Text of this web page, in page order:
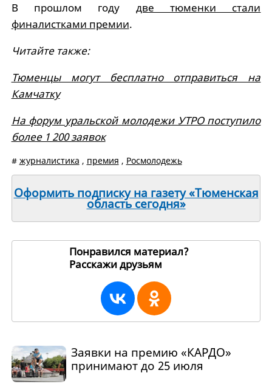
В прошлом году две тюменки стали
финалистками премии.
Читайте также:
Тюменцы могут бесплатно отправиться на
Камчатку
На форум уральской молодежи УТРО поступило
более 1 200 заявок
# журналистика , премия , Росмолодежь
Оформить подписку на газету «Тюменская
область сегодня»
Понравился материал?
Расскажи друзьям
Заявки на премию «КАРДО»
принимают до 25 июля